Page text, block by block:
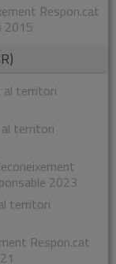
Respon.cat
2015
al territori
territori
2023
territori
Respon.cat